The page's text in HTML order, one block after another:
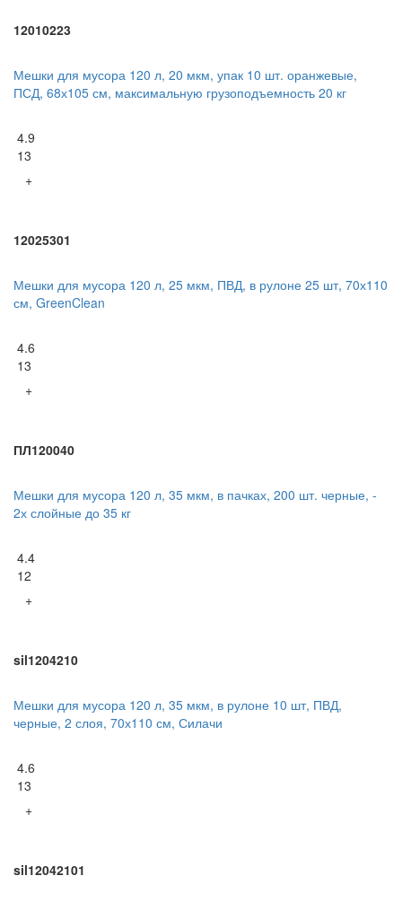
12010223
Мешки для мусора 120 л, 20 мкм, упак 10 шт. оранжевые,
ПСД, 68х105 см, максимальную грузоподъемность 20 кг
4.9
13
+
12025301
Мешки для мусора 120 л, 25 мкм, ПВД, в рулоне 25 шт, 70х110
см, GreenClean
4.6
13
+
ПЛ120040
Мешки для мусора 120 л, 35 мкм, в пачках, 200 шт. черные, -
2х слойные до 35 кг
4.4
12
+
sil1204210
Мешки для мусора 120 л, 35 мкм, в рулоне 10 шт, ПВД,
черные, 2 слоя, 70х110 см, Силачи
4.6
13
+
sil12042101